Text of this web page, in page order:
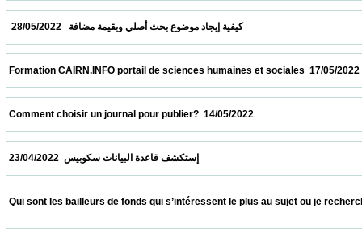
كيفية إيجاد موضوع بحث أصلي وبقيمة مضافة   28/05/2022
Formation CAIRN.INFO portail de sciences humaines et
Comment choisir un journal pour publier?  14/05/2022
Qui sont les bailleurs de fonds qui s’intéressent le plus au sujet